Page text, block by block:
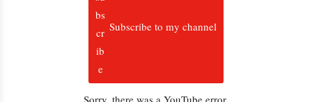
Subscribe to my channel
Sorry, there was a YouTube error.